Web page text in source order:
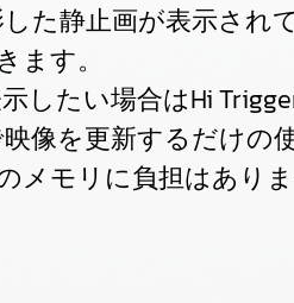
た静止画が表示され
す。
したい場合はHi
像を更新するだけの
メモリに負担はありま